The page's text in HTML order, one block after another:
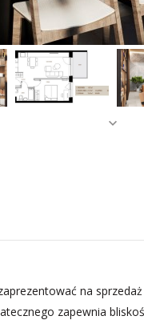
na
zapewnia